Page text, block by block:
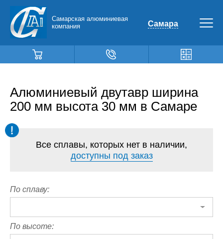
Самарская алюминиевая
компания
Самара
Алюминиевый двутавр ширина
200 мм высота 30 мм в Самаре
Все сплавы, которых нет в наличии,
доступны под заказ
По сплаву:
По высоте: